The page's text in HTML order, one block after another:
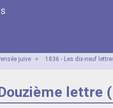
juive >
1836 - Les dix-neuf
lettre